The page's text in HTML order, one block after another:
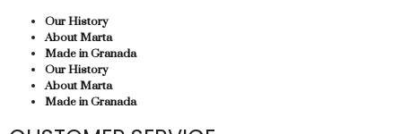
Our History
About Marta
Made in Granada
Our History
About Marta
Made in Granada